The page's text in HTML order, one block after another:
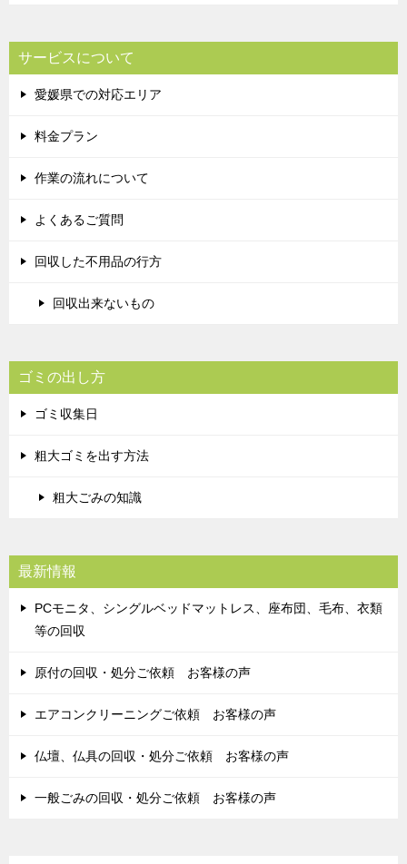
サービスについて
愛媛県での対応エリア
料金プラン
作業の流れについて
よくあるご質問
回収した不用品の行方
回収出来ないもの
ゴミの出し方
ゴミ収集日
粗大ゴミを出す方法
粗大ごみの知識
最新情報
PCモニタ、シングルベッドマットレス、座布団、毛布、衣類
等の回収
原付の回収・処分ご依頼 お客様の声
エアコンクリーニングご依頼 お客様の声
仏壇、仏具の回収・処分ご依頼 お客様の声
一般ごみの回収・処分ご依頼 お客様の声